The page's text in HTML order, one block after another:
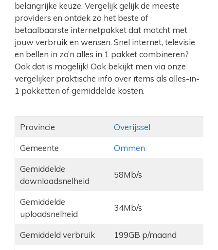
belangrijke keuze. Vergelijk gelijk de meeste
providers en ontdek zo het beste of
betaalbaarste internetpakket dat matcht met
jouw verbruik en wensen. Snel internet, televisie
en bellen in zo’n alles in 1 pakket combineren?
Ook dat is mogelijk! Ook bekijkt men via onze
vergelijker praktische info over items als alles-in-
1 pakketten of gemiddelde kosten.
Provincie Overijssel
Gemeente Ommen
Gemiddelde
downloadsnelheid
58Mb/s
Gemiddelde
uploadsnelheid
34Mb/s
Gemiddeld verbruik 199GB p/maand